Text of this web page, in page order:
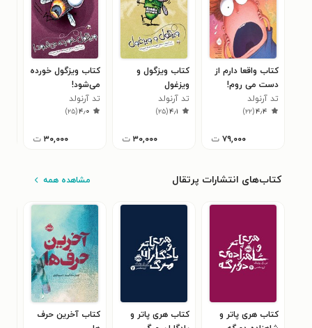
کتاب واقعا دارم از
دست می روم!
تد آرنولد
۴٫۴(۲۲)
۷۹,۰۰۰ ت
کتاب ویزگول و
ویزغول
تد آرنولد
۴٫۱(۲۵)
۳۰,۰۰۰ ت
کتاب ویزگول خورده
می‌شود!
تد آرنولد
۴٫۰(۲۵)
۳۰,۰۰۰ ت
کتاب‌های انتشارات پرتقال مشاهده همه
کتاب هری پاتر و
کتاب هری پاتر و
کتاب آخرین حرف